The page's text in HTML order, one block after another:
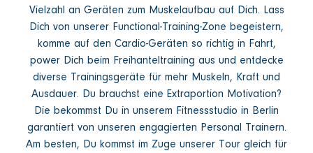
Vielzahl an Geräten zum Muskelaufbau auf Dich. Lass
Dich von unserer Functional-Training-Zone begeistern,
komme auf den Cardio-Geräten so richtig in Fahrt,
power Dich beim Freihanteltraining aus und entdecke
diverse Trainingsgeräte für mehr Muskeln, Kraft und
Ausdauer. Du brauchst eine Extraportion Motivation?
Die bekommst Du in unserem Fitnessstudio in Berlin
garantiert von unseren engagierten Personal Trainern.
Am besten, Du kommst im Zuge unserer Tour gleich für